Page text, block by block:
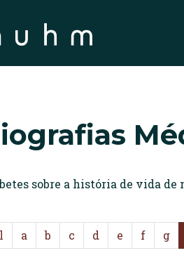
sobre a história de vida de
a b c d e f g